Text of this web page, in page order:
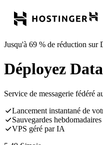
Jusqu'à 69 % de réduction sur
Déployez
Service de messagerie fédéré
Lancement instantané de
Sauvegardes
VPS géré par IA